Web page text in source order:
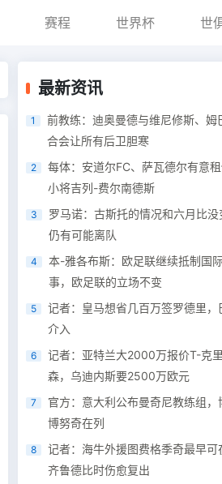
赛程 世界杯 世
最新资讯
1
前教练：迪奥曼德与维尼修斯、姆
合会让所有后卫胆寒
2
每体：安道尔FC、萨瓦德尔有意
小将吉列-费尔南德斯
3
罗马诺：古斯托的情况和六月比没
仍有可能离队
4
本-雅各布斯：欧足联继续抵制国
事，欧足联的立场不变
5
记者：皇马想省几百万签罗德里，
介入
6
记者：亚特兰大2000万报价T-克
森，乌迪内斯要2500万欧元
7
官方：意大利公布曼奇尼教练组，
博努奇在列
8
记者：海牛外援图费格季奇最早可
齐鲁德比时伤愈复出